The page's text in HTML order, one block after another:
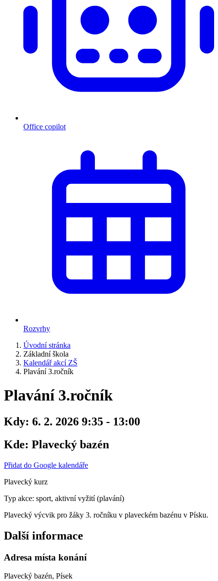
Office copilot
Rozvrhy
Úvodní stránka
Základní škola
Kalendář akcí ZŠ
Plavání 3.ročník
Plavání 3.ročník
Kdy: 6. 2. 2026 9:35 - 13:00
Kde: Plavecký bazén
Přidat do Google kalendáře
Plavecký kurz
Typ akce: sport, aktivní vyžití (plavání)
Plavecký výcvik pro žáky 3. ročníku v plaveckém bazénu v Písku.
Další informace
Adresa místa konání
Plavecký bazén, Písek